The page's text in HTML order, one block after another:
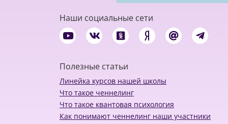
Наши социальные сети
Полезные статьи
Линейка курсов нашей школы
Что такое ченнелинг
Что такое квантовая психология
Как понимают ченнелинг наши участники